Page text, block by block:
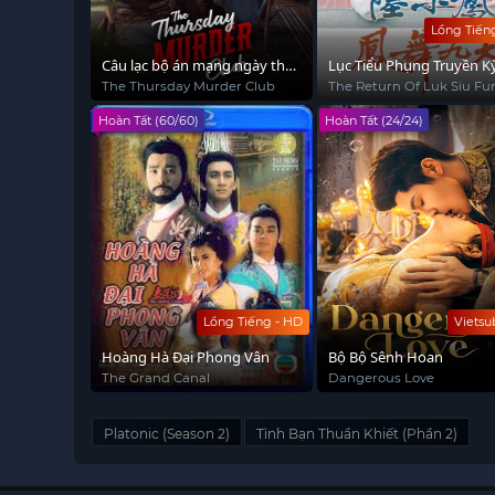
Câu lạc bộ án mạng ngày thứ
Năm
The Thursday Murder Club
Lồng
Lục Tiểu Phụng Truyền
The Return Of Luk Siu
Lồng Tiếng - HD
Hoàn Tất (60/60)
Hoàng Hà Đại Phong Vân
The Grand Canal
Hoàn Tất (24/24)
Bộ Bộ Sênh Hoan
Dangerous Love
Platonic (Season 2) Tình Bạn Thuần Khiết (Phần 2)